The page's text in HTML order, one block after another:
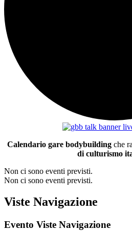
Calendario gare bodybuilding che
di culturismo
Non ci sono eventi previsti.
Non ci sono eventi previsti.
Viste Navigazione
Evento Viste Navigazione